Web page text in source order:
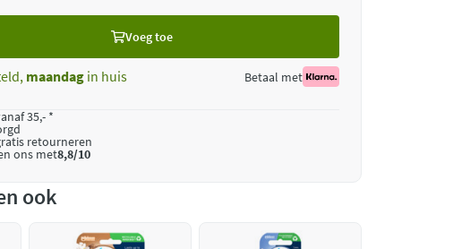
Voeg toe
maandag in huis Betaal met
35,- *
retourneren
ons met8,8/10
ook